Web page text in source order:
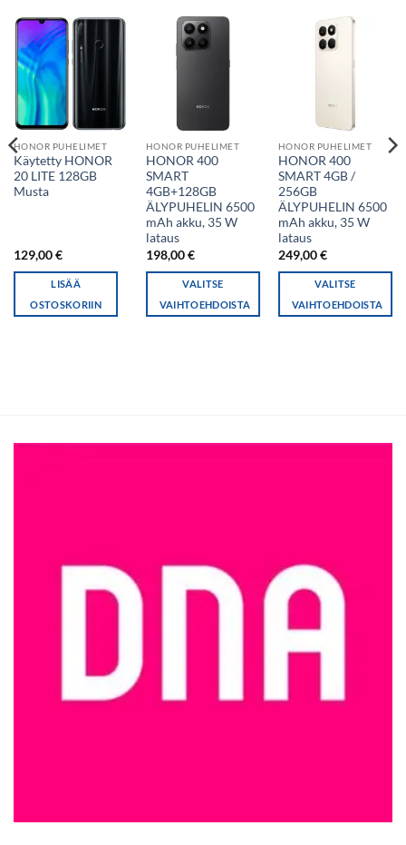
HONOR PUHELIMET
Käytetty HONOR
20 LITE 128GB
Musta
129,00€
LISÄÄ
OSTOSKORIIN
HONOR PUHELIMET
HONOR 400
SMART
4GB+128GB
ÄLYPUHELIN 6500
mAh akku, 35 W
lataus
198,00€
VALITSE
VAIHTOEHDOISTA
HONOR PUHELIMET
HONOR 400
SMART 4GB /
256GB
ÄLYPUHELIN 6500
mAh akku, 35 W
lataus
249,00€
VALITSE
VAIHTOEHDOISTA